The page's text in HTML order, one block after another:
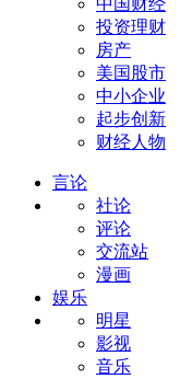
中国财经
投资理财
房产
美国股市
中小企业
起步创新
财经人物
言论
社论
评论
交流站
漫画
娱乐
明星
影视
音乐